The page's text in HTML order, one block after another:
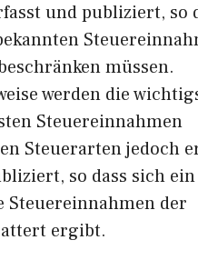
und publiziert, so
müssen.
werden die
Steuereinnahmen
Steuerarten jedoch
so dass sich
Steuereinnahmen der
ergibt.